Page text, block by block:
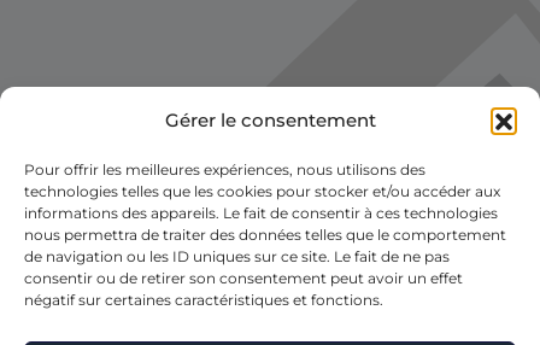
Gérer le consentement
Pour offrir les meilleures expériences, nous utilisons des
technologies telles que les cookies pour stocker et/ou accéder aux
informations des appareils. Le fait de consentir à ces technologies
nous permettra de traiter des données telles que le comportement
de navigation ou les ID uniques sur ce site. Le fait de ne pas
consentir ou de retirer son consentement peut avoir un effet
négatif sur certaines caractéristiques et fonctions.
Voir la carte